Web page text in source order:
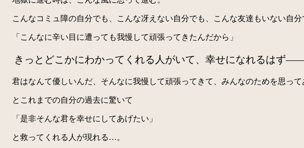
こんなコミュ障の自分でも、こんな冴えない自分でも、こんな友達もいない自
「こんなに辛い目に遭っても我慢して頑張ってきたんだから」
きっとどこかにわかってくれる人がいて、幸せになれるはず
君はなんて優しいんだ、そんなに我慢して頑張ってきて、みんなのためを思って
とこれまでの自分の過去に驚いて
「是非そんな君を幸せにしてあげたい」
と救ってくれる人が現れる…。